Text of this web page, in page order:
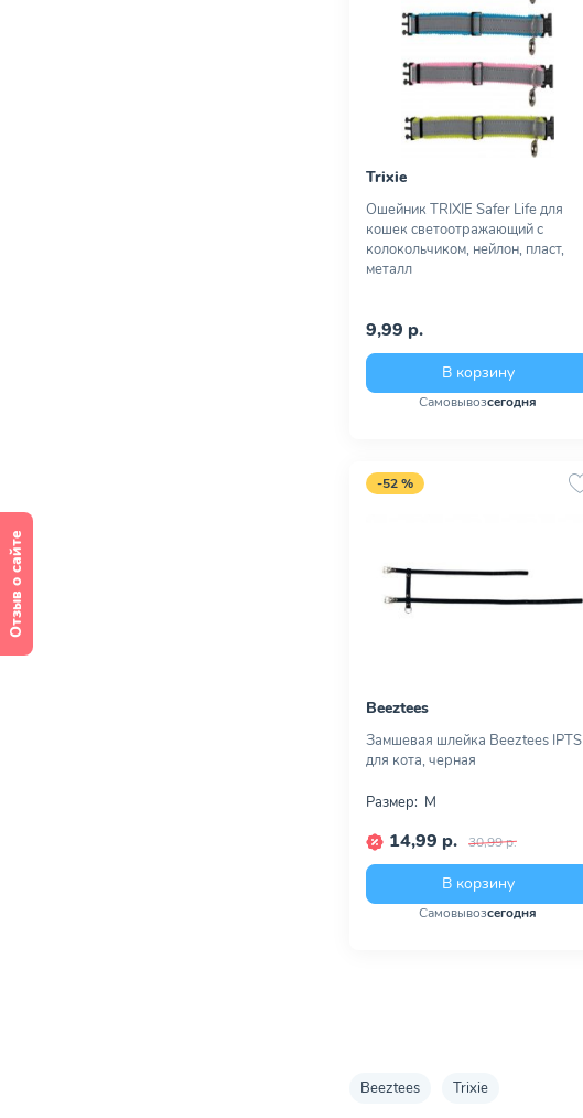
Trixie
Ошейник TRIXIE Safer Life для
кошек светоотражающий с
колокольчиком, нейлон, пласт,
металл
9,99 р.
В корзину
Самовывозсегодня
-52 %
Beeztees
Замшевая шлейка Beeztees IPTS
для кота, черная
Размер: M
14,99 р. 30,99 р.
В корзину
Самовывозсегодня
Beeztees Trixie
Отзыв о сайте